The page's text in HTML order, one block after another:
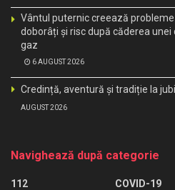
Vântul puternic creează
doborâți și risc după căderea
gaz
6 AUGUST 2026
Credință, aventură și tradiție la
AUGUST 2026
Navighează după categorie
112
COVID-19